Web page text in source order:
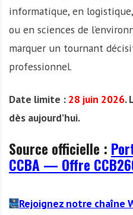
informatique, en
ou en sciences de
marquer un tournant
professionnel.
Date limite : 28 juin 2026.
dès aujourd’hui.
Source officielle :
CCBA — Offre
Rejoignez notre chaîne